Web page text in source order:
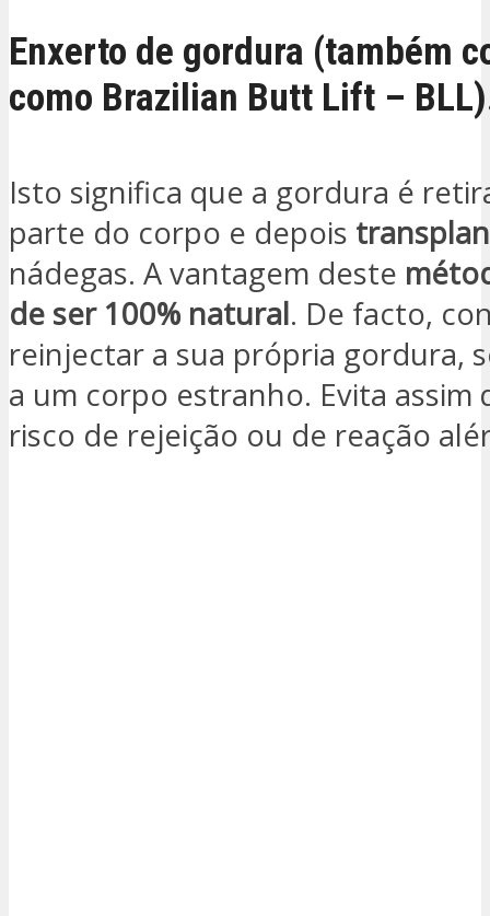
Enxerto de gordura (também
como Brazilian Butt Lift –
Isto significa que a gordura é
parte do corpo e depois
nádegas. A vantagem deste
de ser 100% natural. De facto,
reinjectar a sua própria gordura,
a um corpo estranho. Evita assim
risco de rejeição ou de reação